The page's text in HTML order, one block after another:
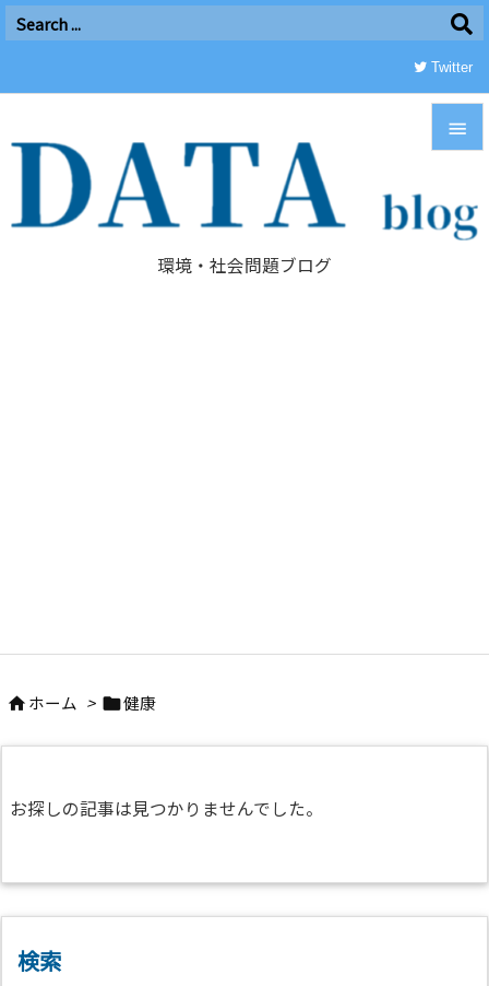
環境・社会問題ブログ

メニュ

Twitter
 ホーム > 健康
お探しの記事は見つかりませんでした。
検索